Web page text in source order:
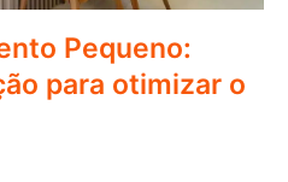
Pequeno:
para otimizar o